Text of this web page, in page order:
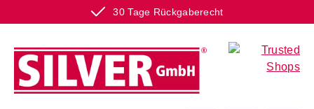
30 Tage Rückgaberecht
Zum Hauptinhalt springen